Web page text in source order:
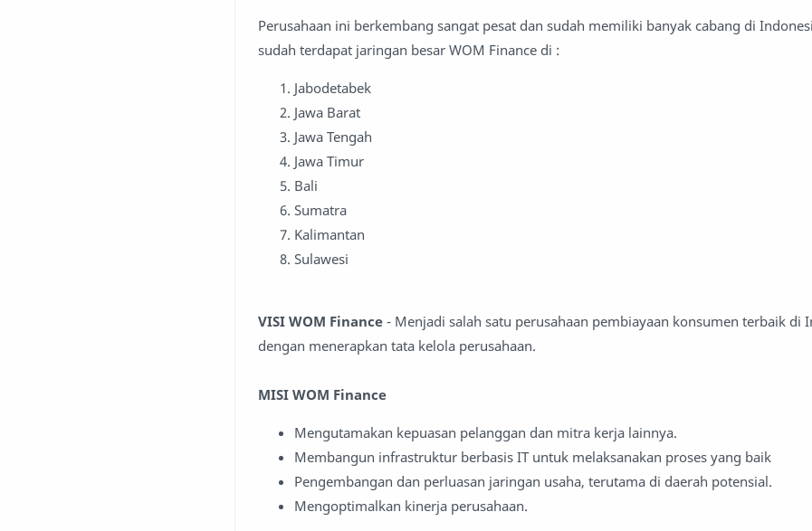
Perusahaan ini berkembang sangat pesat dan sudah memiliki banyak cabang di
sudah terdapat jaringan besar WOM Finance di :
Jabodetabek
Jawa Barat
Jawa Tengah
Jawa Timur
Bali
Sumatra
Kalimantan
Sulawesi
VISI WOM Finance - Menjadi salah satu perusahaan pembiayaan konsumen terbaik di
dengan menerapkan tata kelola perusahaan.
MISI WOM Finance
Mengutamakan kepuasan pelanggan dan mitra kerja lainnya.
Membangun infrastruktur berbasis IT untuk melaksanakan proses yang baik
Pengembangan dan perluasan jaringan usaha, terutama di daerah potensial.
Mengoptimalkan kinerja perusahaan.